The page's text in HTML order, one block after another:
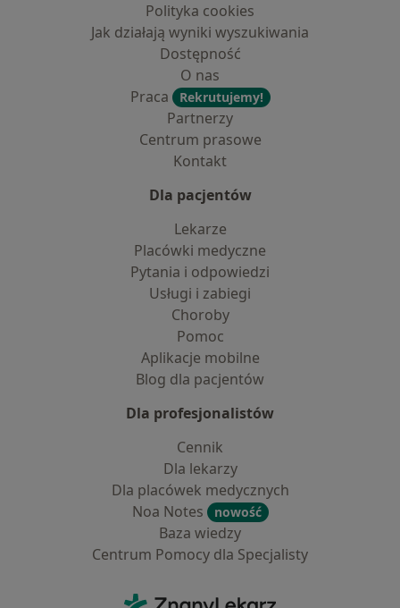
Polityka cookies
Jak działają wyniki wyszukiwania
Dostępność
O nas
Praca
Rekrutujemy!
Partnerzy
Centrum prasowe
Kontakt
Dla pacjentów
Lekarze
Placówki medyczne
Pytania i odpowiedzi
Usługi i zabiegi
Choroby
Pomoc
Aplikacje mobilne
Blog dla pacjentów
Dla profesjonalistów
Cennik
Dla lekarzy
Dla placówek medycznych
Noa Notes
nowość
Baza wiedzy
Centrum Pomocy dla Specjalisty
ZnanyLekarz - Strona główna